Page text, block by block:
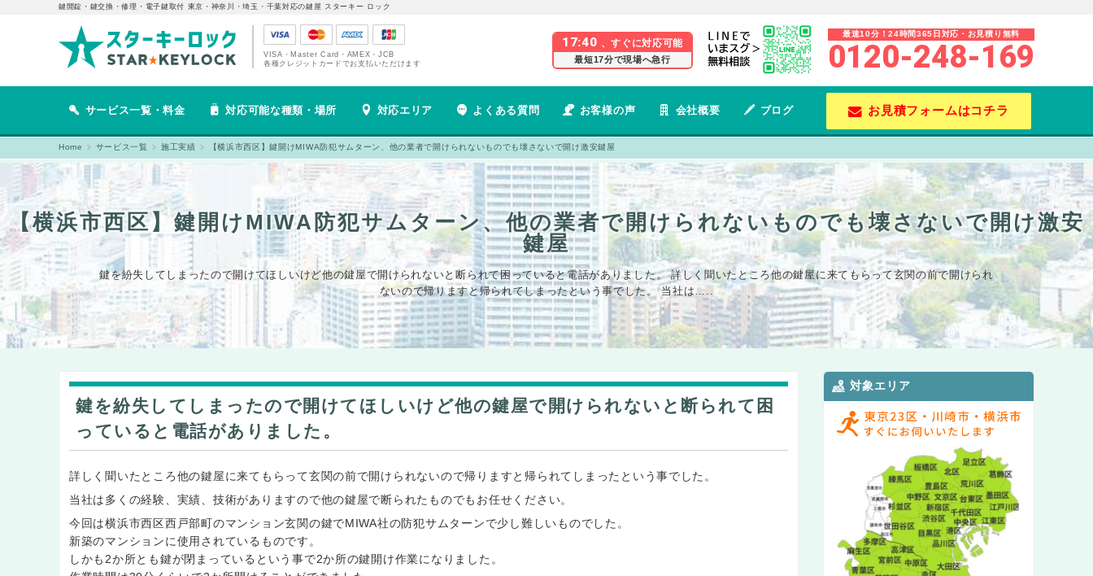
鍵開錠・鍵交換・修理・電子鍵取付 東京・神奈川・埼玉・千葉対応の鍵屋 スターキー ロック
VISA・Master Card・AMEX・JCB
各種クレジットカードでお支払いただけます
17:40 、すぐに対応可能
最短17分で現場へ急行
最速10分！24時間365日対応・お見積り無料
0120-248-169
サービス一覧・料金 対応可能な種類・場所 対応エリア よくある質問 お客様の声 会社概要 ブログ お見積フォームはコチラ
Home サービス一覧 施工実績 【横浜市西区】鍵開けMIWA防犯サムターン、他の業者で開けられないものでも壊さないで開け激安鍵屋
【横浜市西区】鍵開けMIWA防犯サムターン、他の業者で開けられないものでも壊さないで開け激安
鍵屋
鍵を紛失してしまったので開けてほしいけど他の鍵屋で開けられないと断られて困っていると電話がありました。 詳しく聞いたところ他の鍵屋に来てもらって玄関の前で開けられ
ないので帰りますと帰られてしまったという事でした。 当社は…..
鍵を紛失してしまったので開けてほしいけど他の鍵屋で開けられないと断られて困
っていると電話がありました。
詳しく聞いたところ他の鍵屋に来てもらって玄関の前で開けられないので帰りますと帰られてしまったという事でした。
当社は多くの経験、実績、技術がありますので他の鍵屋で断られたものでもお任せください。
今回は横浜市西区西戸部町のマンション玄関の鍵でMIWA社の防犯サムターンで少し難しいものでした。
新築のマンションに使用されているものです。
しかも2か所とも鍵が閉まっているという事で2か所の鍵開け作業になりました。
対象エリア